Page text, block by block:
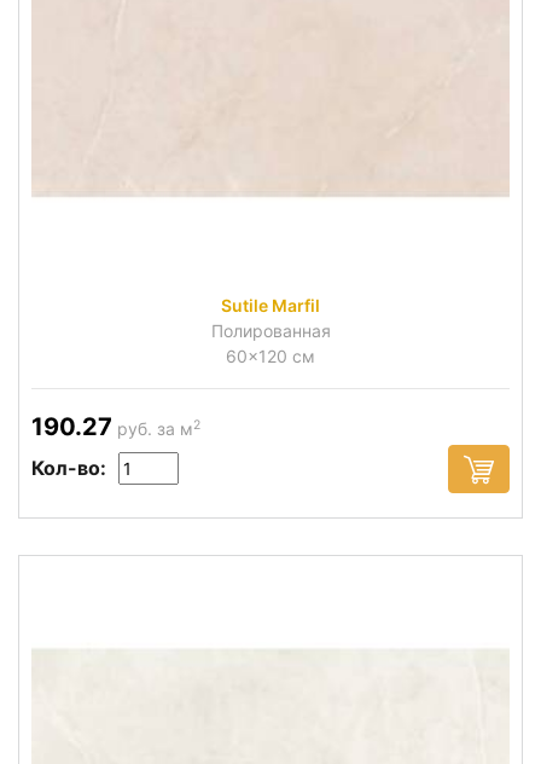
Sutile Marfil
Полированная
60x120 см
190.27 руб. за м2
Кол-во: